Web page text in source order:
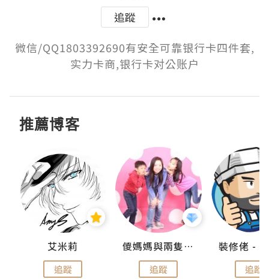
追蹤
微信/QQ1803392690有安全可靠银行卡四件套,
实力卡商,银行卡对公账户
推薦博客
艾米莉
追蹤
儍媽媽與兩隻小魔怪之家
追蹤 追蹤